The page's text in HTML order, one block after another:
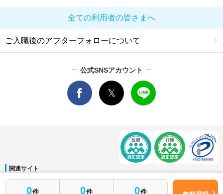
0件 0件 0件
全ての利用者の皆さまへ
ご入職後のアフターフォローについて
公式SNSアカウント
関連サイト
マイナビDOCTOR│マイナビ看護師│マイナビ薬剤師│マイナビ保育士
運営会社